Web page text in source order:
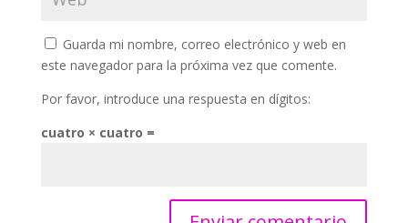
Guarda mi nombre, correo electrónico y web en
este navegador para la próxima vez que comente.
Por favor, introduce una respuesta en dígitos:
cuatro × cuatro =